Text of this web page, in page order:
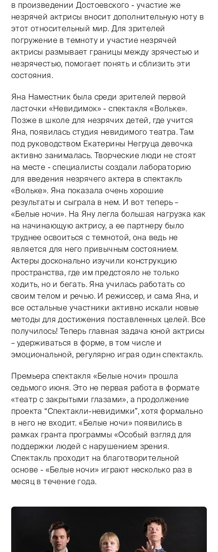
в произведении Достоевского - участие же
незрячей актрисы вносит дополнительную ноту в
этот относительный мир. Для зрителей
погружение в темноту и участие незрячей
актрисы размывает границы между зрячестью и
незрячестью, помогает понять и сблизить эти
состояния.
Яна Наместник была среди зрителей первой
ласточки «Невидимок» - спектакля «Вольке».
Позже в школе для незрячих детей, где учится
Яна, появилась студия невидимого театра. Там
под руководством Екатерины Негруца девочка
активно занималась. Творческие люди не стоят
на месте - специалисты создали лабораторию
для введения незрячего актера в спектакль
«Вольке». Яна показала очень хорошие
результаты и сыграла в нем. И вот теперь –
«Белые ночи». На Яну легла большая нагрузка как
на начинающую актрису, а ее партнеру было
труднее освоиться с темнотой, она ведь не
является для него привычным состоянием.
Актеры досконально изучили конструкцию
пространства, где им предстояло не только
ходить, но и бегать. Яна училась работать со
своим телом и речью. И режиссер, и сама Яна, и
все остальные участники активно искали новые
методы для достижения поставленных целей. Все
получилось! Теперь главная задача юной актрисы
– удерживаться в форме, в том числе и
эмоциональной, регулярно играя один спектакль.
Премьера спектакля «Белые ночи» прошла
седьмого июня. Это не первая работа в формате
«театр с закрытыми глазами», а продолжение
проекта “Спектакли-невидимки”, хотя формально
в него не входит. «Белые ночи» появились в
рамках гранта программы «Особый взгляд для
поддержки людей с нарушением зрения.
Спектакль проходит на благотворительной
основе - «Белые ночи» играют несколько раз в
месяц в течение года.